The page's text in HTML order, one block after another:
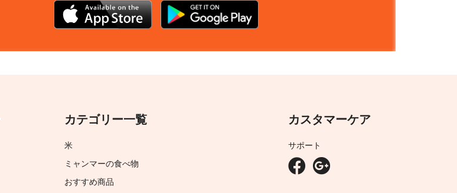
カテゴリー一覧
米
ミャンマーの食べ物
おすすめ商品
カスタマーケア
サポート